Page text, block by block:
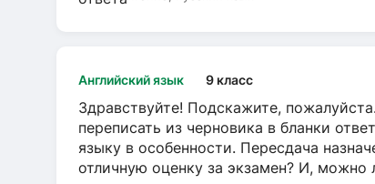
Английский язык 9 класс
Здравствуйте! Подскажите,
переписать из черновика в бланки
языку в особенности. Пересдача
отличную оценку за экзамен? И, можно